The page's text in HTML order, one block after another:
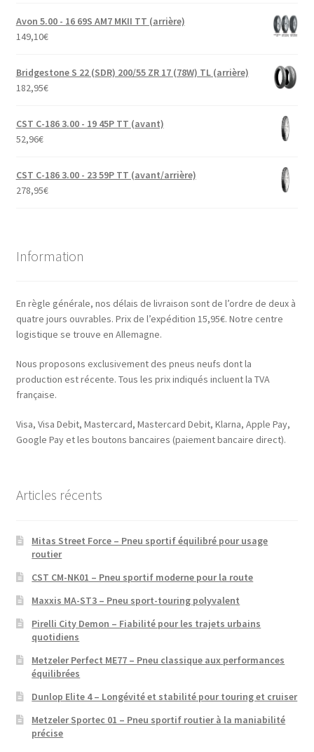
Avon 5.00 - 16 69S AM7 MKII TT (arrière)
149,10€
Bridgestone S 22 (SDR) 200/55 ZR 17 (78W) TL (arrière)
182,95€
CST C-186 3.00 - 19 45P TT (avant)
52,96€
CST C-186 3.00 - 23 59P TT (avant/arrière)
278,95€
Information
En règle générale, nos délais de livraison sont de l’ordre de deux à
quatre jours ouvrables. Prix de l’expédition 15,95€. Notre centre
logistique se trouve en Allemagne.
Nous proposons exclusivement des pneus neufs dont la
production est récente. Tous les prix indiqués incluent la TVA
française.
Visa, Visa Debit, Mastercard, Mastercard Debit, Klarna, Apple Pay,
Google Pay et les boutons bancaires (paiement bancaire direct).
Articles récents
Mitas Street Force – Pneu sportif équilibré pour usage
routier
CST CM-NK01 – Pneu sportif moderne pour la route
Maxxis MA-ST3 – Pneu sport-touring polyvalent
Pirelli City Demon – Fiabilité pour les trajets urbains
quotidiens
Metzeler Perfect ME77 – Pneu classique aux performances
équilibrées
Dunlop Elite 4 – Longévité et stabilité pour touring et cruiser
Metzeler Sportec 01 – Pneu sportif routier à la maniabilité
précise